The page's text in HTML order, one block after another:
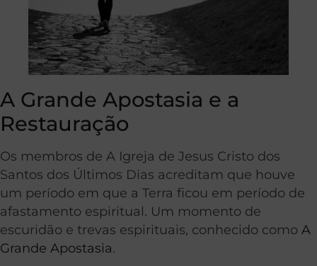
A Grande Apostasia e a
Restauração
Os membros de A Igreja de Jesus Cristo dos
Santos dos Últimos Dias acreditam que houve
um período em que a Terra ficou em período de
afastamento espiritual. Um momento de
escuridão e trevas espirituais, conhecido como A
Grande Apostasia.